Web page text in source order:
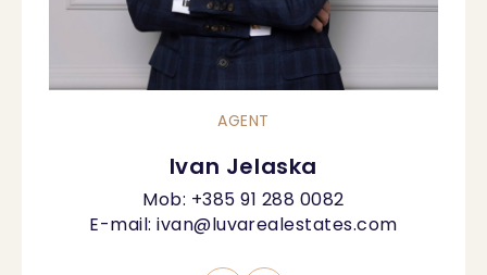
AGENT
Ivan Jelaska
Mob: +385 91 288 0082
E-mail:ivan@luvarealestates.com